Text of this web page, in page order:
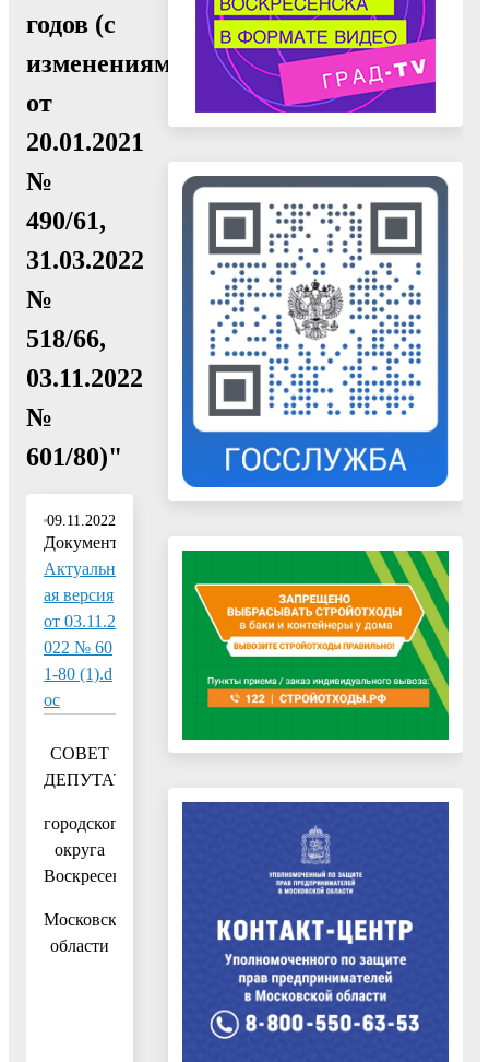
годов (с
изменениями
от
20.01.2021
№
490/61,
31.03.2022
№
518/66,
03.11.2022
№
601/80)"
09.11.2022
Документ:
Актуальн
ая версия
от 03.11.2
022 № 60
1-80 (1).d
oc
СОВЕТ
ДЕПУТАТОВ
городского
округа
Воскресенск
Московской
области